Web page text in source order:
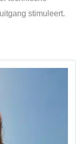
stimuleert.